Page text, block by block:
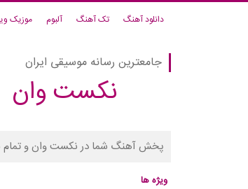
دانلود آهنگ تک آهنگ آلبوم موزیک
جامعترین رسانه موسیقی ایران
نکست وان
پخش آهنگ شما در نکست وان و تمام
ویژه ها